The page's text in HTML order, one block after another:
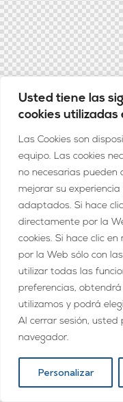
Usted tiene las
cookies
Las Cookies son
equipo. Las cookies
no necesarias pueden
mejorar su
adaptados. Si hace
directamente por la
cookies. Si hace clic
por la Web sólo con
utilizar todas las
preferencias,
utilizamos y podrá
Al cerrar sesión, usted
navegador.
Personalizar